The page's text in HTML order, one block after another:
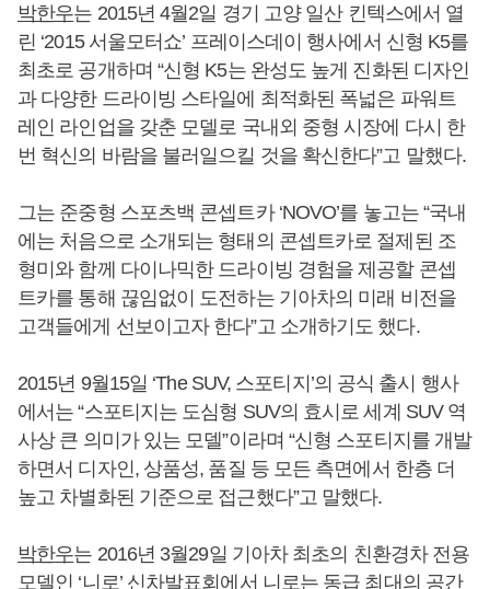
박한우는 2015년 4월2일 경기 고양 일산 킨텍스에서 열
린 ‘2015 서울모터쇼’ 프레이스데이 행사에서 신형 K5를
최초로 공개하며 “신형 K5는 완성도 높게 진화된 디자인
과 다양한 드라이빙 스타일에 최적화된 폭넓은 파워트
레인 라인업을 갖춘 모델로 국내외 중형 시장에 다시 한
번 혁신의 바람을 불러일으킬 것을 확신한다”고 말했다.
그는 준중형 스포츠백 콘셉트카 ‘NOVO’를 놓고는 “국내
에는 처음으로 소개되는 형태의 콘셉트카로 절제된 조
형미와 함께 다이나믹한 드라이빙 경험을 제공할 콘셉
트카를 통해 끊임없이 도전하는 기아차의 미래 비전을
고객들에게 선보이고자 한다”고 소개하기도 했다.
2015년 9월15일 ‘The SUV, 스포티지’의 공식 출시 행사
에서는 “스포티지는 도심형 SUV의 효시로 세계 SUV 역
사상 큰 의미가 있는 모델”이라며 “신형 스포티지를 개발
하면서 디자인, 상품성, 품질 등 모든 측면에서 한층 더
높고 차별화된 기준으로 접근했다”고 말했다.
박한우는 2016년 3월29일 기아차 최초의 친환경차 전용
모델인 ‘니로’ 신차발표회에서 니로는 동급 최대의 공간